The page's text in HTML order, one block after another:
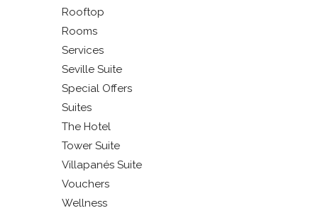
Rooftop
Rooms
Services
Seville Suite
Special Offers
Suites
The Hotel
Tower Suite
Villapanés Suite
Vouchers
Wellness